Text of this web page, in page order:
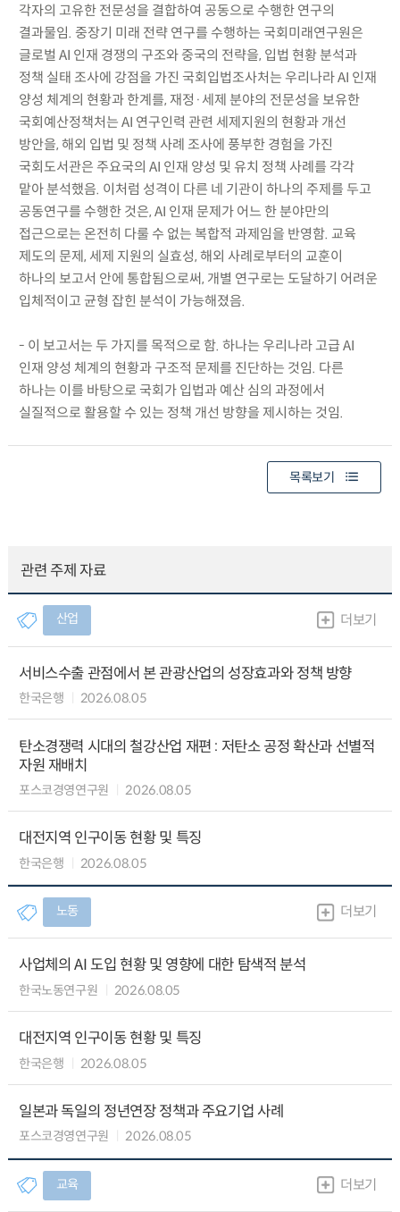
각자의 고유한 전문성을 결합하여 공동으로 수행한 연구의
결과물임. 중장기 미래 전략 연구를 수행하는 국회미래연구원은
글로벌 AI 인재 경쟁의 구조와 중국의 전략을, 입법 현황 분석과
정책 실태 조사에 강점을 가진 국회입법조사처는 우리나라 AI 인재
양성 체계의 현황과 한계를, 재정·세제 분야의 전문성을 보유한
국회예산정책처는 AI 연구인력 관련 세제지원의 현황과 개선
방안을, 해외 입법 및 정책 사례 조사에 풍부한 경험을 가진
국회도서관은 주요국의 AI 인재 양성 및 유치 정책 사례를 각각
맡아 분석했음. 이처럼 성격이 다른 네 기관이 하나의 주제를 두고
공동연구를 수행한 것은, AI 인재 문제가 어느 한 분야만의
접근으로는 온전히 다룰 수 없는 복합적 과제임을 반영함. 교육
제도의 문제, 세제 지원의 실효성, 해외 사례로부터의 교훈이
하나의 보고서 안에 통합됨으로써, 개별 연구로는 도달하기 어려운
입체적이고 균형 잡힌 분석이 가능해졌음.
- 이 보고서는 두 가지를 목적으로 함. 하나는 우리나라 고급 AI
인재 양성 체계의 현황과 구조적 문제를 진단하는 것임. 다른
하나는 이를 바탕으로 국회가 입법과 예산 심의 과정에서
실질적으로 활용할 수 있는 정책 개선 방향을 제시하는 것임.
목록보기
관련 주제 자료
산업 더보기
서비스수출 관점에서 본 관광산업의 성장효과와 정책 방향
한국은행 2026.08.05
탄소경쟁력 시대의 철강산업 재편 : 저탄소 공정 확산과 선별적
자원 재배치
포스코경영연구원 2026.08.05
대전지역 인구이동 현황 및 특징
한국은행 2026.08.05
노동 더보기
사업체의 AI 도입 현황 및 영향에 대한 탐색적 분석
한국노동연구원 2026.08.05
대전지역 인구이동 현황 및 특징
한국은행 2026.08.05
일본과 독일의 정년연장 정책과 주요기업 사례
포스코경영연구원 2026.08.05
교육 더보기